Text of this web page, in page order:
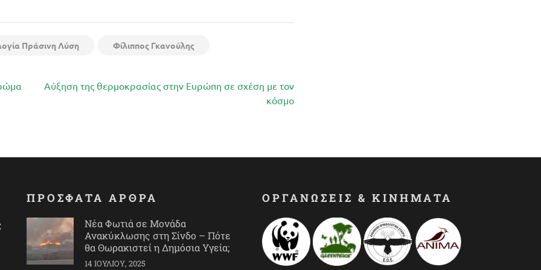
Πράσινη Λύση Φίλιππος Γκανούλης
Αύξηση της θερμοκρασίας στην Ευρώπη σε σχέση με τον
κόσμο
ΠΡΟΣΦΑΤΑ ΑΡΘΡΑ
Νέα Φωτιά σε Μονάδα
Ανακύκλωσης στη Σίνδο – Πότε
θα Θωρακιστεί η Δημόσια Υγεία;
14 ΙΟΥΛΊΟΥ, 2025
ΟΡΓΑΝΩΣΕΙΣ & ΚΙΝΗΜΑΤΑ